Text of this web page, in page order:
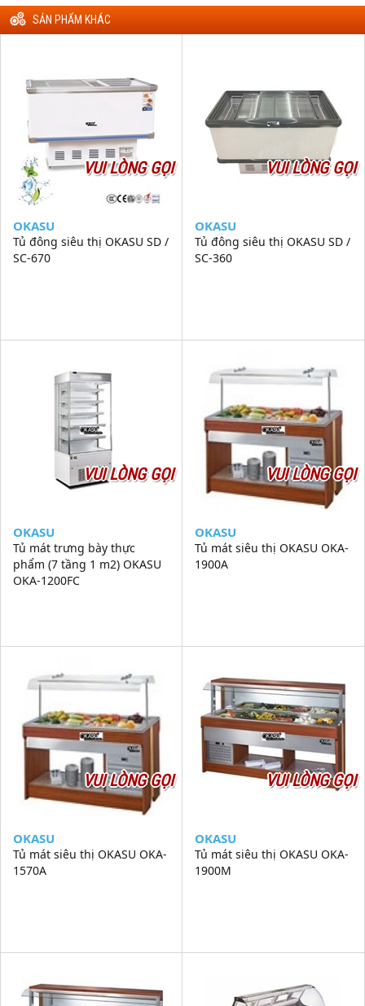
SẢN PHẨM KHÁC
VUI LÒNG GỌI
OKASU
Tủ đông siêu thị OKASU SD /
SC-670
VUI LÒNG GỌI
OKASU
Tủ đông siêu thị OKASU SD /
SC-360
VUI LÒNG GỌI
OKASU
Tủ mát trưng bày thực
phẩm (7 tầng 1 m2) OKASU
OKA-1200FC
VUI LÒNG GỌI
OKASU
Tủ mát siêu thị OKASU OKA-
1900A
VUI LÒNG GỌI
OKASU
Tủ mát siêu thị OKASU OKA-
1570A
VUI LÒNG GỌI
OKASU
Tủ mát siêu thị OKASU OKA-
1900M